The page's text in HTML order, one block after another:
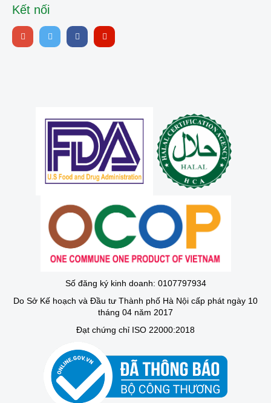
Kết nối
Số đăng ký kinh doanh: 0107797934
Do Sở Kế hoạch và Đầu tư Thành phố Hà Nội cấp phát ngày 10
tháng 04 năm 2017
Đạt chứng chỉ ISO 22000:2018